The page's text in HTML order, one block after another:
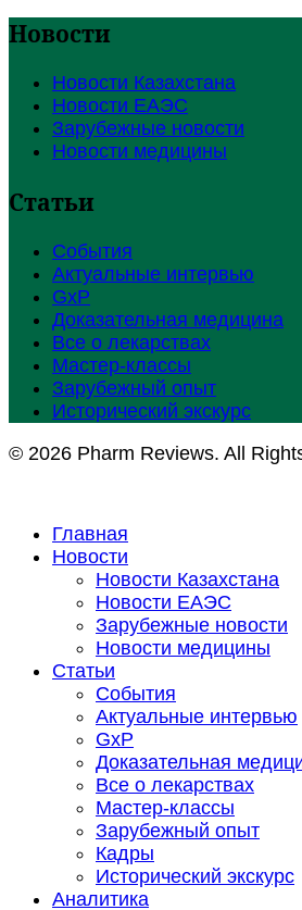
Новости
Новости Казахстана
Новости ЕАЭС
Зарубежные новости
Новости медицины
Статьи
События
Актуальные интервью
GxP
Доказательная медицина
Все о лекарствах
Мастер-классы
Зарубежный опыт
Исторический экскурс
© 2026 Pharm Reviews. All
Главная
Новости
Новости Казахстана
Новости ЕАЭС
Зарубежные новости
Новости медицины
Статьи
События
Актуальные интервью
GxP
Доказательная
Все о лекарствах
Мастер-классы
Зарубежный опыт
Кадры
Исторический экскурс
Аналитика